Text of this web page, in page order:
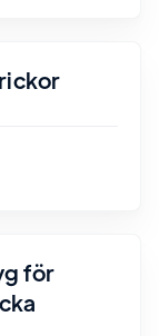
för